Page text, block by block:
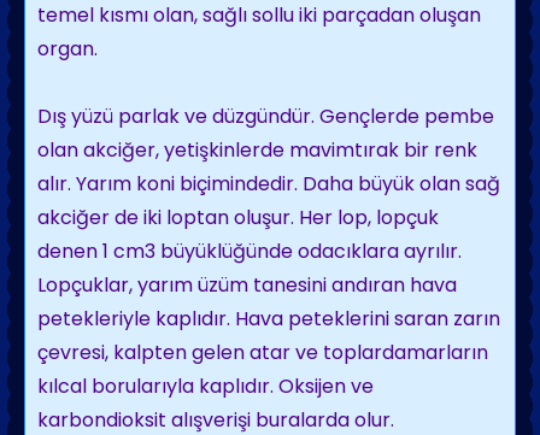
temel kısmı olan, sağlı sollu iki parçadan oluşan
organ.
Dış yüzü parlak ve düzgündür. Gençlerde pembe
olan akciğer, yetişkinlerde mavimtırak bir renk
alır. Yarım koni biçimindedir. Daha büyük olan sağ
akciğer de iki loptan oluşur. Her lop, lopçuk
denen 1 cm3 büyüklüğünde odacıklara ayrılır.
Lopçuklar, yarım üzüm tanesini andıran hava
petekleriyle kaplıdır. Hava peteklerini saran zarın
çevresi, kalpten gelen atar ve toplardamarların
kılcal borularıyla kaplıdır. Oksijen ve
karbondioksit alışverişi buralarda olur.